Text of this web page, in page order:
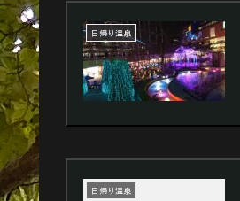
日帰り温泉
日帰り温泉